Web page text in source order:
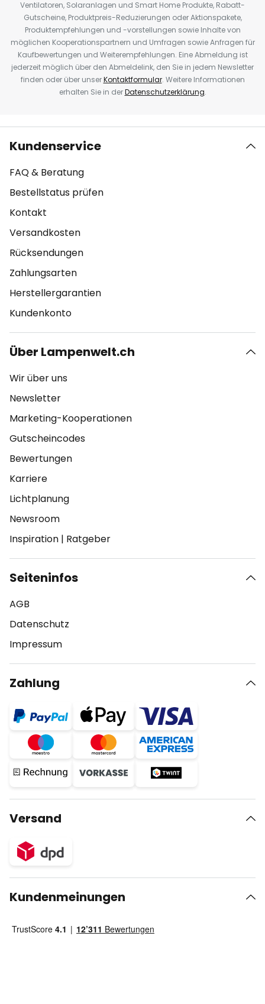
Ventilatoren, Solaranlagen und Smart Home Produkte, Rabatt-
Gutscheine, Produktpreis-Reduzierungen oder Aktionspakete,
Produktempfehlungen und -vorstellungen sowie Inhalte von
möglichen Kooperationspartnern und Umfragen sowie Anfragen für
Kaufbewertungen und Weiterempfehlungen. Eine Abmeldung ist
jederzeit möglich über den Abmeldelink, den Sie in jedem Newsletter
finden oder über unserKontaktformular. Weitere Informationen
erhalten Sie in derDatenschutzerklärung.
Kundenservice
FAQ & Beratung
Bestellstatus prüfen
Kontakt
Versandkosten
Rücksendungen
Zahlungsarten
Herstellergarantien
Kundenkonto
Über Lampenwelt.ch
Wir über uns
Newsletter
Marketing-Kooperationen
Gutscheincodes
Bewertungen
Karriere
Lichtplanung
Newsroom
Inspiration | Ratgeber
Seiteninfos
AGB
Datenschutz
Impressum
Zahlung
Versand
Kundenmeinungen